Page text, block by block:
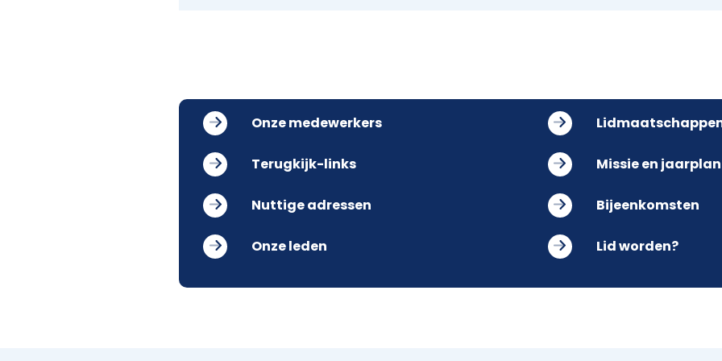
Onze medewerkers
Terugkijk-links Missie en jaarplan
Nuttige adressen Bijeenkomsten
Onze leden Lid worden?